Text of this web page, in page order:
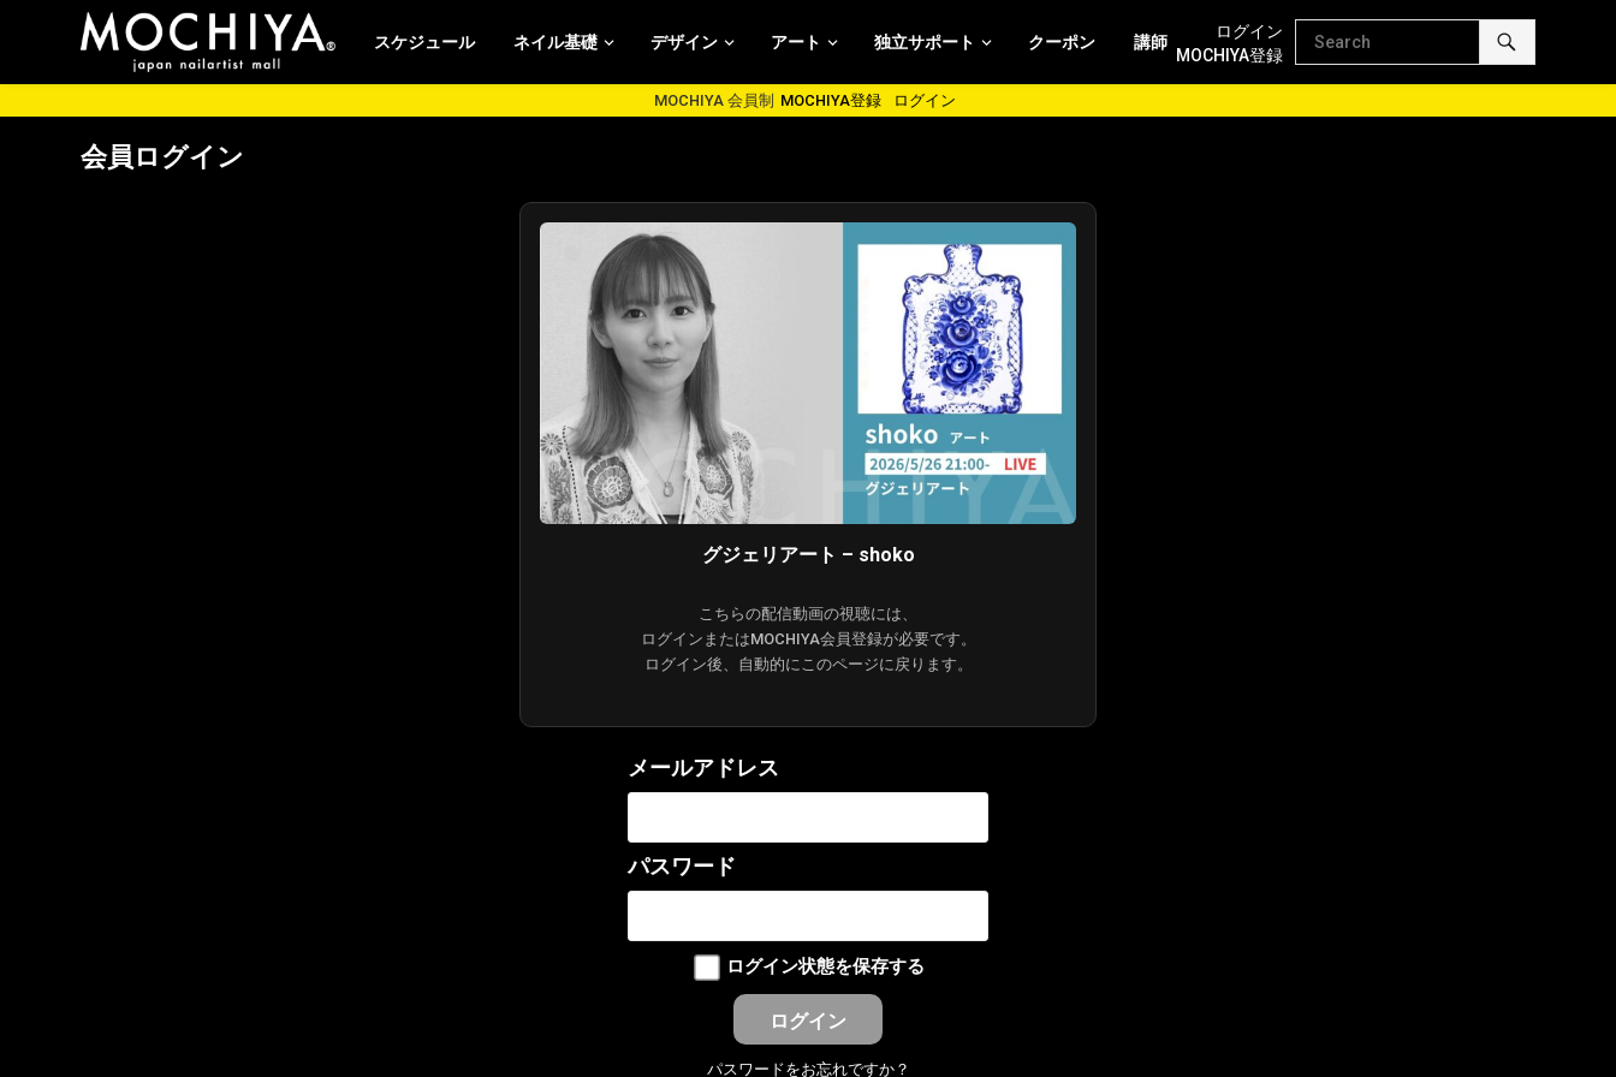
スケジュール ネイル基礎 デザイン アート 独立サポート クーポン 講師
ログイン
MOCHIYA登録
MOCHIYA 会員制 MOCHIYA登録 ログイン
会員ログイン
グジェリアート – shoko
こちらの配信動画の視聴には、
ログインまたはMOCHIYA会員登録が必要です。
ログイン後、自動的にこのページに戻ります。
メールアドレス
パスワード
ログイン状態を保存する
パスワードをお忘れですか？